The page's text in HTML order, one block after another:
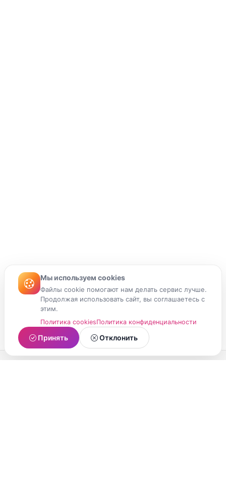
Мы используем cookies
Файлы cookie помогают нам делать сервис лучше.
Продолжая использовать сайт, вы соглашаетесь с
этим.
Политика cookiesПолитика конфиденциальности
Принять Отклонить